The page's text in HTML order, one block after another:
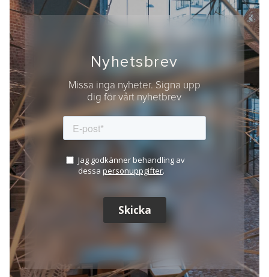
Nyhetsbrev
Missa inga nyheter. Signa upp
dig för vårt nyhetbrev